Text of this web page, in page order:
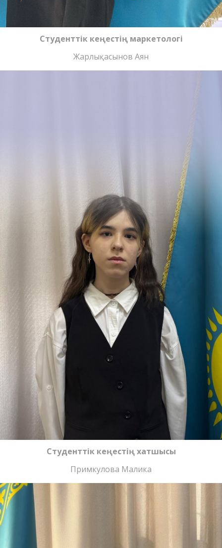
Студенттік кеңестің маркетологі
Жарлықасынов Аян
Студенттік кеңестің хатшысы
Примкулова Малика